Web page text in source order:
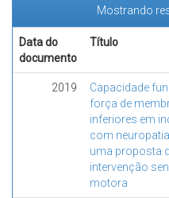
Mostrando
Data do
documento
Título
2019
Capacidade
força de
inferiores em
com
uma proposta
intervenção
motora